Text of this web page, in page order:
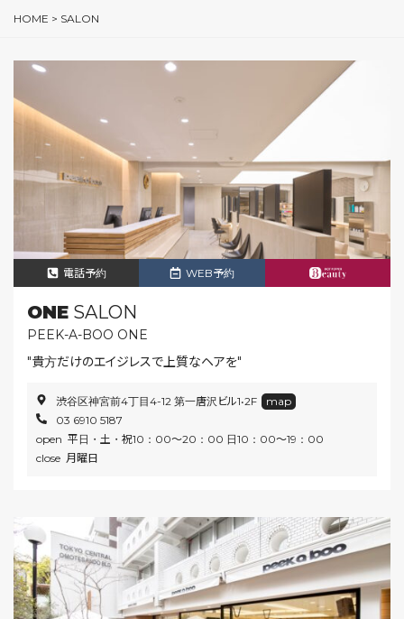
HOME > SALON
電話予約 WEB予約
ONE SALON
PEEK-A-BOO ONE
"貴方だけのエイジレスで上質なヘアを"
渋谷区神宮前4丁目4-12 第一唐沢ビル1•2F
map
03 6910 5187
open 平日・土・祝10：00～20：00 日10：00～19：00
close 月曜日